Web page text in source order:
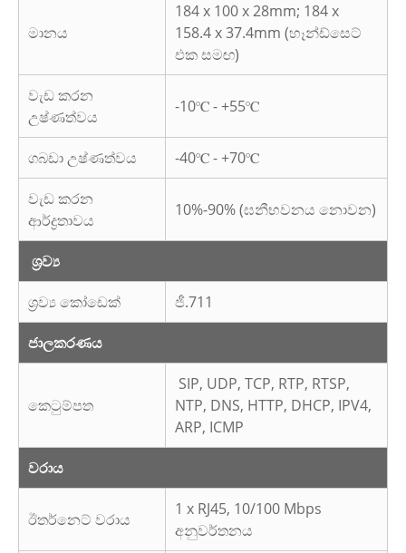
මානය
184 x 100 x 28mm; 184 x
158.4 x 37.4mm (හෑන්ඩ්සෙට්
එක සමඟ)
වැඩ කරන
උෂ්ණත්වය
-10℃ - +55℃
ගබඩා උෂ්ණත්වය -40℃ - +70℃
වැඩ කරන
ආර්ද්‍රතාවය
10%-90% (ඝනීභවනය නොවන)
ශ්‍රව්‍ය
ශ්‍රව්‍ය කෝඩෙක් ජී.711
ජාලකරණය
කෙටුම්පත
SIP, UDP, TCP, RTP, RTSP,
NTP, DNS, HTTP, DHCP, IPV4,
ARP, ICMP
වරාය
ඊතර්නෙට් වරාය
1 x RJ45, 10/100 Mbps
අනුවර්තනය